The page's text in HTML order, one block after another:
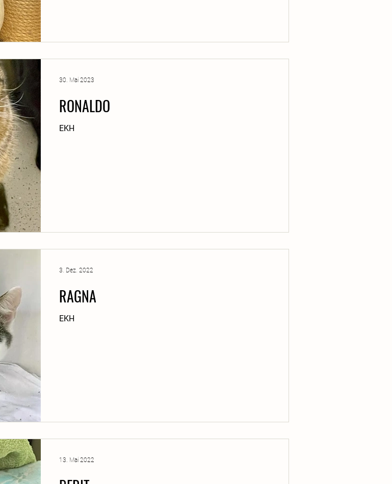
RONALDO
EKH
30. Mai 2023
RAGNA
EKH
3. Dez. 2022
13. Mai 2022